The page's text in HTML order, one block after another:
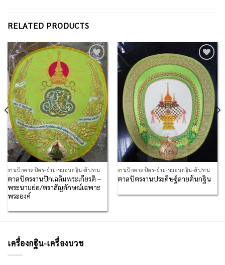
RELATED PRODUCTS
Add to
Wishlist
งานปักตาลปัตร-ย่าม-หมอนกฐิน-สัปทน
ตาลปัตรงานปักเฉลิมพระเกียรติ –
พระนามย่อ/ตราสัญลักษณ์เฉพาะ
พระองค์
Add to
Wishlist
งานปักตาลปัตร-ย่าม-หมอนกฐิน-สัปทน
ตาลปัตรงานประดิษฐ์ลายต้นกฐิน
เครื่องกฐิน-เครื่องบวช